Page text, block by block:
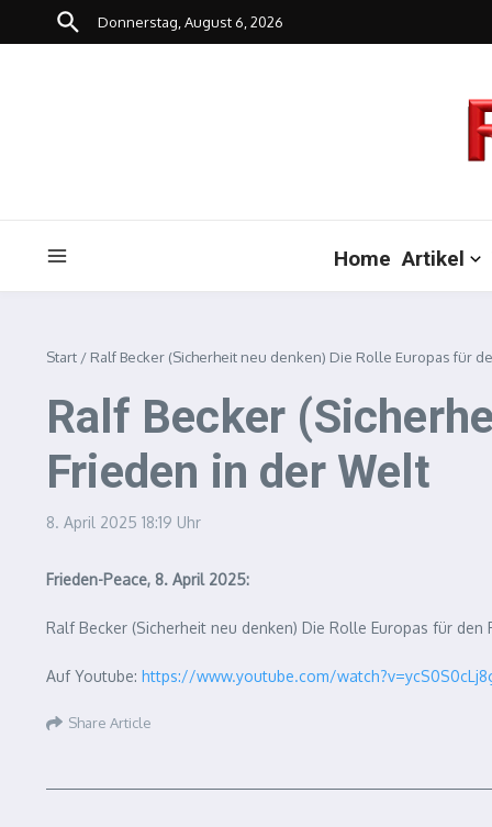
Zum Inhalt springen
Donnerstag, August 6, 2026
Home Artikel
Start / Ralf Becker (Sicherheit neu denken) Die Rolle Europas für
Ralf Becker
Frieden in der Welt
8. April 2025 18:19 Uhr
Frieden-Peace, 8. April 2025:
Ralf Becker (Sicherheit neu denken) Die Rolle Europas für
Auf Youtube: https://www.youtube.com/
Share Article